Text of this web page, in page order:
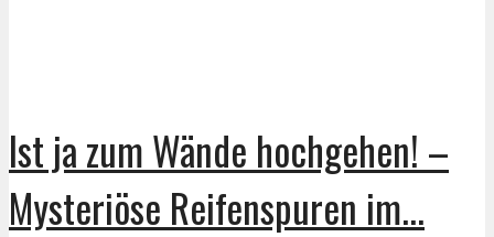
Ist ja zum Wände hochgehen! –
Mysteriöse Reifenspuren im...